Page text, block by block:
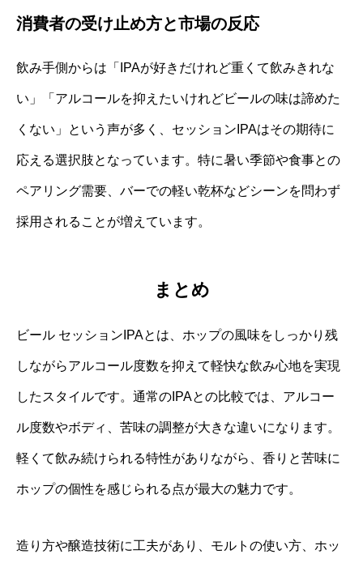
消費者の受け止め方と市場の反応
飲み手側からは「IPAが好きだけれど重くて飲みきれな
い」「アルコールを抑えたいけれどビールの味は諦めた
くない」という声が多く、セッションIPAはその期待に
応える選択肢となっています。特に暑い季節や食事との
ペアリング需要、バーでの軽い乾杯などシーンを問わず
採用されることが増えています。
まとめ
ビール セッションIPAとは、ホップの風味をしっかり残
しながらアルコール度数を抑えて軽快な飲み心地を実現
したスタイルです。通常のIPAとの比較では、アルコー
ル度数やボディ、苦味の調整が大きな違いになります。
軽くて飲み続けられる特性がありながら、香りと苦味に
ホップの個性を感じられる点が最大の魅力です。
造り方や醸造技術に工夫があり、モルトの使い方、ホッ